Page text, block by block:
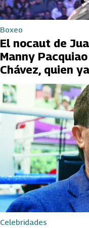
Boxeo
El nocaut de
Manny
Chávez, quien
Celebridades